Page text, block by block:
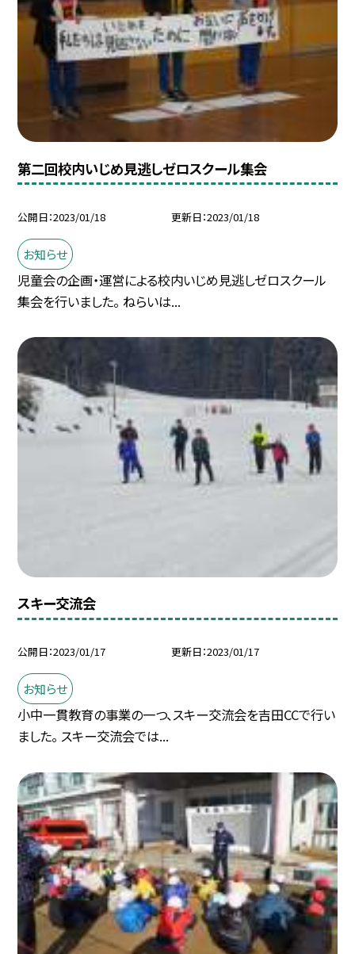
第二回校内いじめ見逃しゼロスクール集会
公開日 2023/01/18 更新日 2023/01/18
お知らせ
児童会の企画・運営による校内いじめ見逃しゼロスクール
集会を行いました。 ねらいは...
スキー交流会
公開日 2023/01/17 更新日 2023/01/17
お知らせ
小中一貫教育の事業の一つ、スキー交流会を吉田CCで行い
ました。 スキー交流会では...